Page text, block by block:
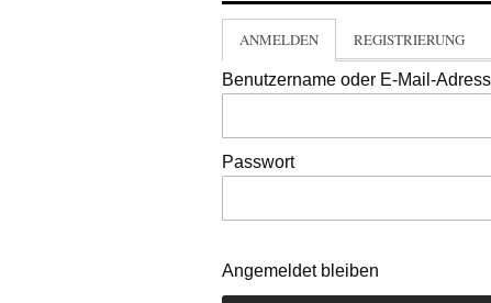
ANMELDEN REGISTRIERUNG
Benutzername oder E-Mail-
Passwort
Angemeldet bleiben